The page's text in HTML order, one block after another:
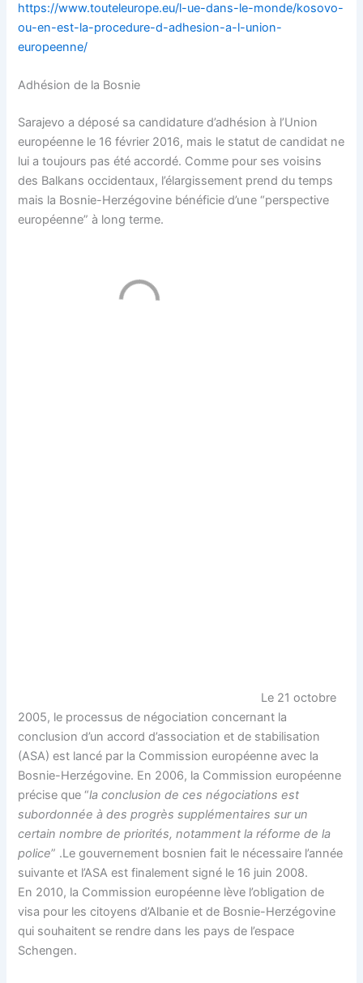
https://www.touteleurope.eu/l-ue-dans-le-monde/kosovo-
ou-en-est-la-procedure-d-adhesion-a-l-union-
europeenne/
Adhésion de la Bosnie
Sarajevo a déposé sa candidature d’adhésion à l’Union
européenne le 16 février 2016, mais le statut de candidat ne
lui a toujours pas été accordé. Comme pour ses voisins
des Balkans occidentaux, l’élargissement prend du temps
mais la Bosnie-Herzégovine bénéficie d’une “perspective
européenne” à long terme.
Le 21 octobre
2005, le processus de négociation concernant la
conclusion d’un accord d’association et de stabilisation
(ASA) est lancé par la Commission européenne avec la
Bosnie-Herzégovine. En 2006, la Commission européenne
précise que “la conclusion de ces négociations est
subordonnée à des progrès supplémentaires sur un
certain nombre de priorités, notamment la réforme de la
police” .Le gouvernement bosnien fait le nécessaire l’année
suivante et l’ASA est finalement signé le 16 juin 2008.
En 2010, la Commission européenne lève l’obligation de
visa pour les citoyens d’Albanie et de Bosnie-Herzégovine
qui souhaitent se rendre dans les pays de l’espace
Schengen.